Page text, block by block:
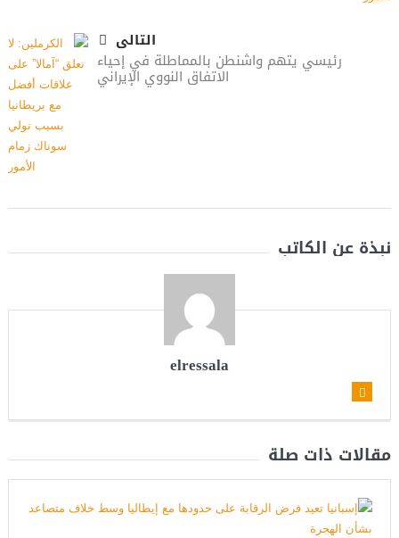
التالى
رئيسي يتهم واشنطن بالمماطلة في إحياء
الاتفاق النووي الإيراني
نبذة عن الكاتب
elressala
مقالات ذات صلة